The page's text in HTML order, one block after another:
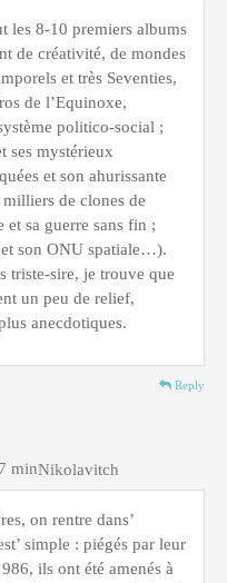
les 8-10 premiers albums
de créativité, de mondes
et très Seventies,
de l’Equinoxe,
politico-social ;
ses mystérieux
et son ahurissante
de clones de
et sa guerre sans fin ;
et son ONU spatiale…).
triste-sire, je trouve que
un peu de relief,
anecdotiques.
Reply
Nikolavitch
min
on rentre dans’
simple : piégés par leur
ils ont été amenés à